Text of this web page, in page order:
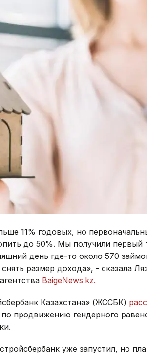
11% годовых, но
до 50%. Мы получили первый
день где-то около 570
размер дохода», - сказала
BaigeNews.kz.
Казахстана» (ЖССБК)
по продвижению гендерного
уже запустил, но